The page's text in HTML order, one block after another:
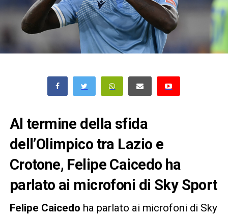
Al termine della sfida
dell’Olimpico tra Lazio e
Crotone, Felipe Caicedo ha
parlato ai microfoni di Sky Sport
Felipe Caicedo ha parlato ai microfoni di Sky